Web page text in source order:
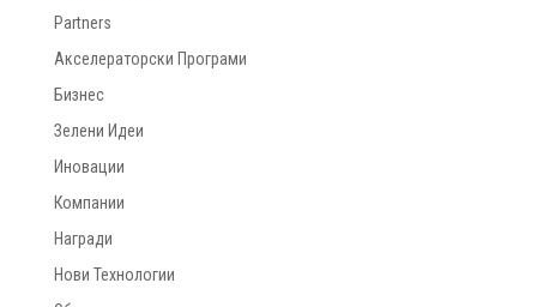
Partners
Акселераторски Програми
Бизнес
Зелени Идеи
Иновации
Компании
Награди
Нови Технологии